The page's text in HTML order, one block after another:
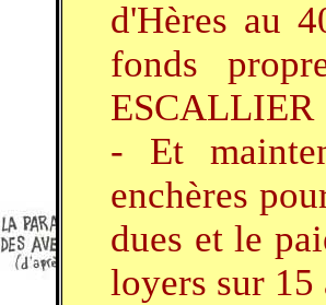
d'Hères au
fonds
ESCALLIER
- Et
enchères
dues et le
loyers sur 15